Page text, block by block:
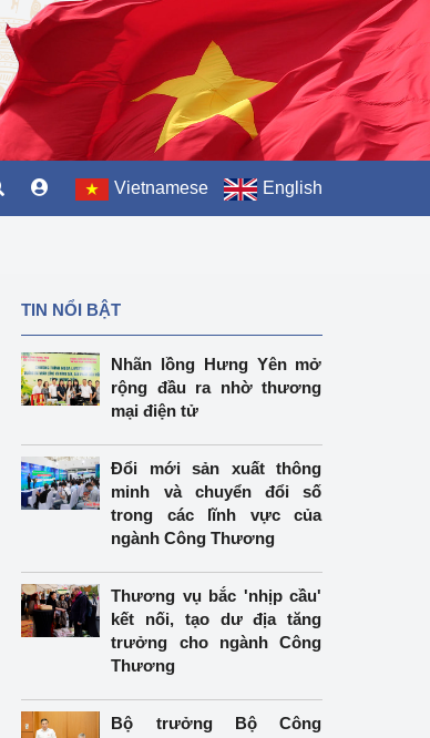
Vietnamese English
TIN NỔI BẬT
Nhãn lồng Hưng Yên mở
rộng đầu ra nhờ thương
mại điện tử
Đổi mới sản xuất thông
minh và chuyển đổi số
trong các lĩnh vực của
ngành Công Thương
Thương vụ bắc 'nhịp cầu'
kết nối, tạo dư địa tăng
trưởng cho ngành Công
Thương
Bộ trưởng Bộ Công